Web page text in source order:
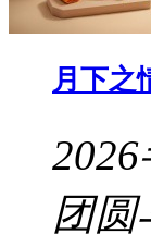
月下之
团圆